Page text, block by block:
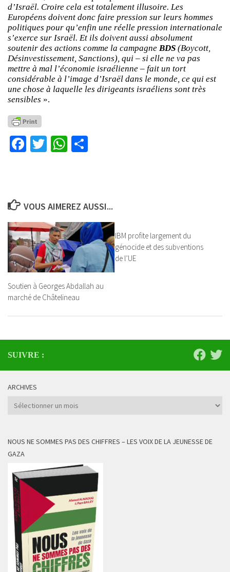
d’Israël. Croire cela est totalement illusoire. Les
Européens doivent donc faire pression sur leurs hommes
politiques pour qu’enfin une réelle pression internationale
s’exerce sur Israël. Et ils doivent aussi absolument
soutenir des actions comme la campagne BDS (Boycott,
Désinvestissement, Sanctions), qui – si elle ne va pas
mettre à mal l’économie israélienne – fait un tort
considérable à l’image d’Israël dans le monde, ce qui est
une chose à laquelle les dirigeants israéliens sont très
sensibles ».
Facebook
TwitterWhatsApp
VOUS AIMEREZ AUSSI...
Soutien à Georges Abdallah au
marché de Châtelineau
IBM profite largement du
génocide et des subventions
de l’UE
SUIVRE :
ARCHIVES
Archives
NOUS NE SOMMES PAS DES CHIFFRES – LES VOIX DE LA JEUNESSE DE
GAZA